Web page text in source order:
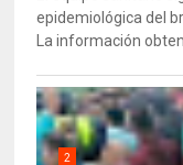
epidemiológica del
La información
2